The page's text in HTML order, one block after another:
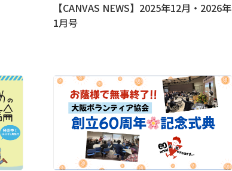
【CANVAS NEWS】2025年12月・2026年
1月号